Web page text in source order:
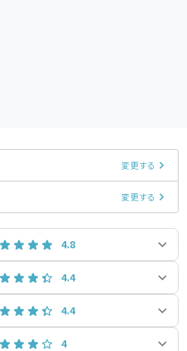
変更する
変更する
4.8
4.4
4.4
4